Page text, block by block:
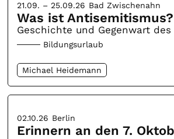
21.09. – 25.09.26 Bad Zwischenahn
Was ist Antisemitismus?
Geschichte und Gegenwart
Bildungsurlaub
Michael Heidemann
02.10.26 Berlin
Erinnern an den 7.